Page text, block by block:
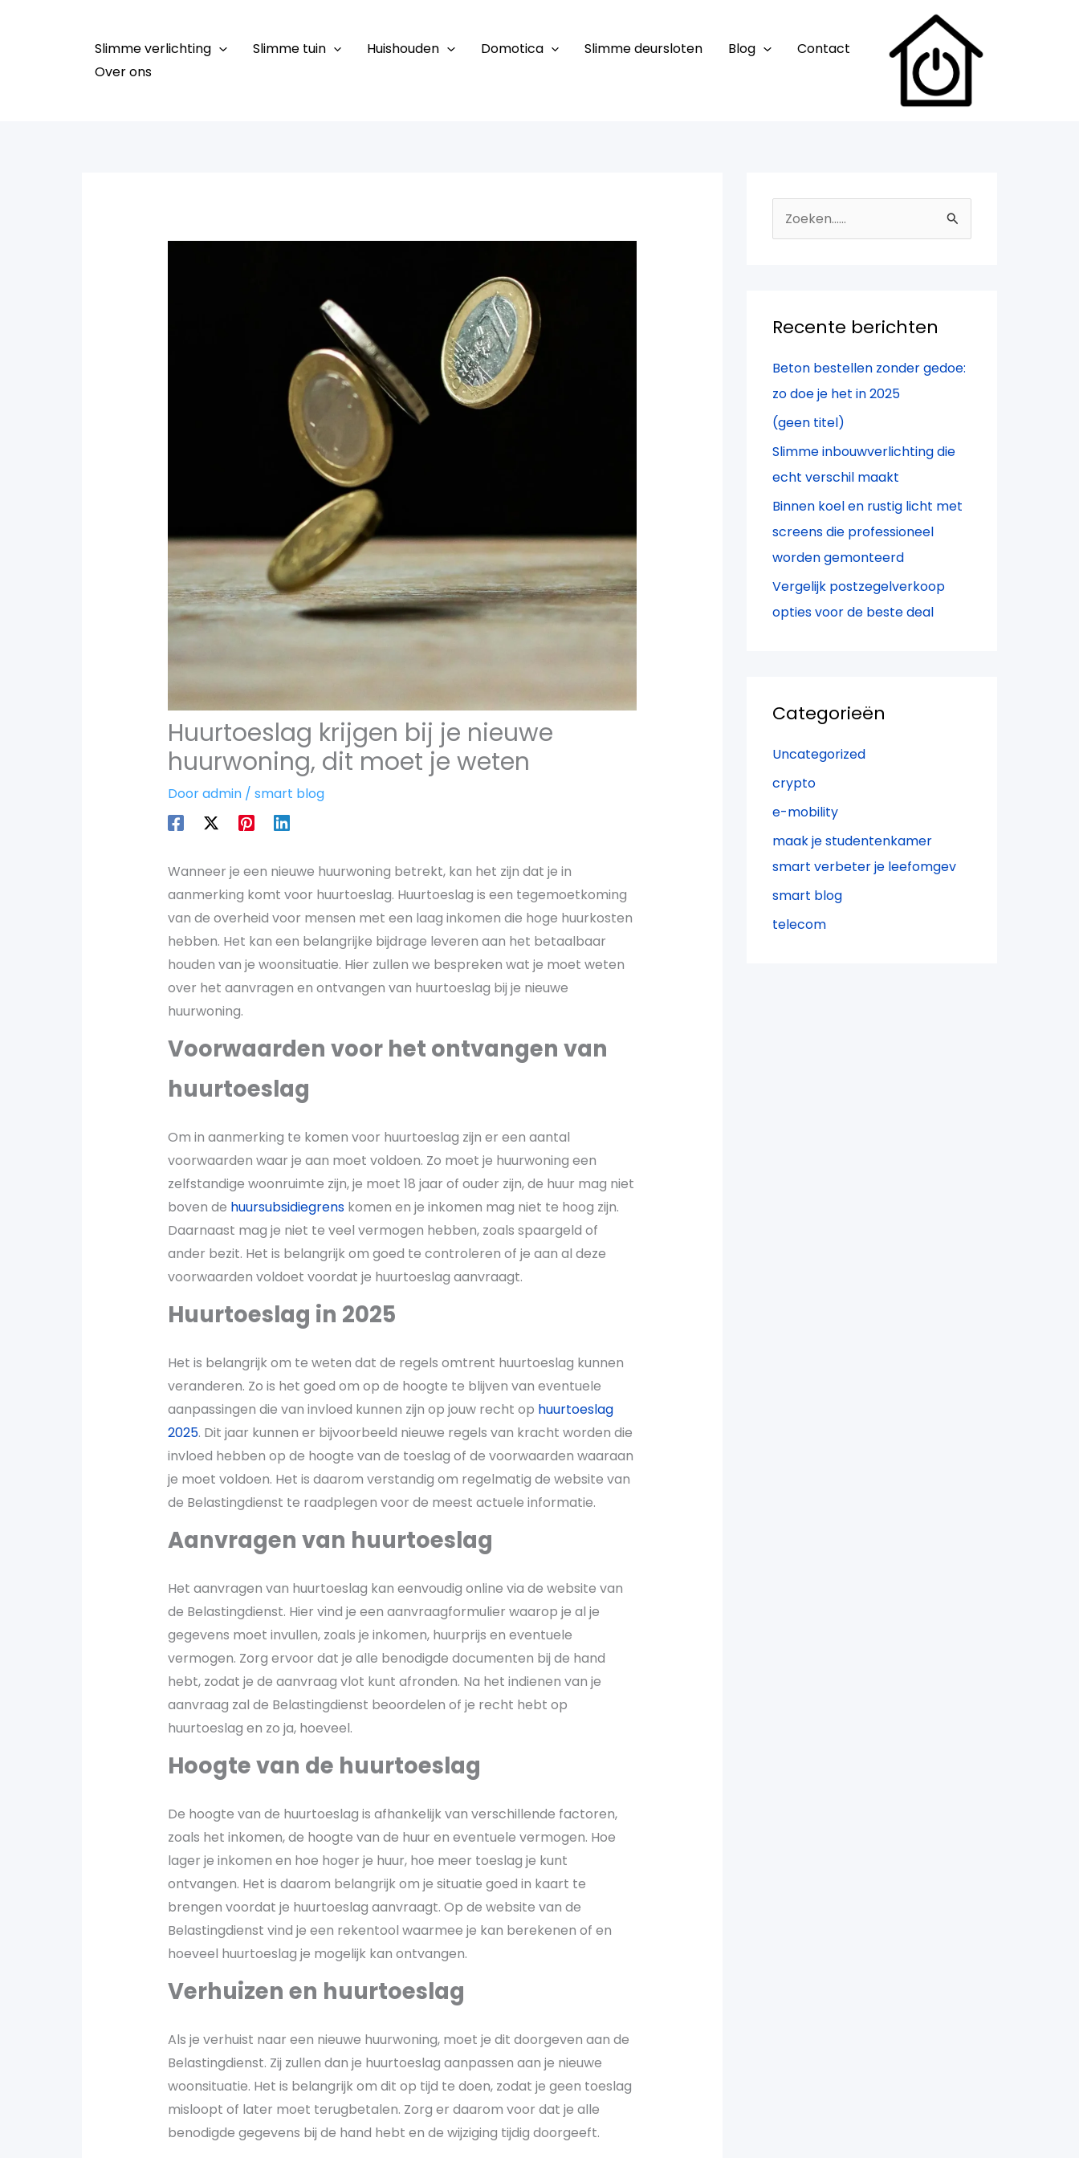
Slimme verlichting Slimme tuin Huishouden Domotica Slimme deursloten Blog
Contact
Over ons
Huurtoeslag krijgen bij je nieuwe
huurwoning, dit moet je weten
Dooradmin / smart blog
Wanneer je een nieuwe huurwoning betrekt, kan het zijn dat je in
aanmerking komt voor huurtoeslag. Huurtoeslag is een tegemoetkoming
van de overheid voor mensen met een laag inkomen die hoge huurkosten
hebben. Het kan een belangrijke bijdrage leveren aan het betaalbaar
houden van je woonsituatie. Hier zullen we bespreken wat je moet weten
over het aanvragen en ontvangen van huurtoeslag bij je nieuwe
huurwoning.
Voorwaarden voor het ontvangen van
huurtoeslag
Om in aanmerking te komen voor huurtoeslag zijn er een aantal
voorwaarden waar je aan moet voldoen. Zo moet je huurwoning een
zelfstandige woonruimte zijn, je moet 18 jaar of ouder zijn, de huur mag niet
boven de huursubsidiegrenskomen en je inkomen mag niet te hoog zijn.
Daarnaast mag je niet te veel vermogen hebben, zoals spaargeld of
ander bezit. Het is belangrijk om goed te controleren of je aan al deze
voorwaarden voldoet voordat je huurtoeslag aanvraagt.
Huurtoeslag in 2025
Het is belangrijk om te weten dat de regels omtrent huurtoeslag kunnen
veranderen. Zo is het goed om op de hoogte te blijven van eventuele
aanpassingen die van invloed kunnen zijn op jouw recht op huurtoeslag
2025. Dit jaar kunnen er bijvoorbeeld nieuwe regels van kracht worden die
invloed hebben op de hoogte van de toeslag of de voorwaarden waaraan
je moet voldoen. Het is daarom verstandig om regelmatig de website van
de Belastingdienst te raadplegen voor de meest actuele informatie.
Aanvragen van huurtoeslag
Het aanvragen van huurtoeslag kan eenvoudig online via de website van
de Belastingdienst. Hier vind je een aanvraagformulier waarop je al je
gegevens moet invullen, zoals je inkomen, huurprijs en eventuele
vermogen. Zorg ervoor dat je alle benodigde documenten bij de hand
hebt, zodat je de aanvraag vlot kunt afronden. Na het indienen van je
aanvraag zal de Belastingdienst beoordelen of je recht hebt op
huurtoeslag en zo ja, hoeveel.
Hoogte van de huurtoeslag
De hoogte van de huurtoeslag is afhankelijk van verschillende factoren,
zoals het inkomen, de hoogte van de huur en eventuele vermogen. Hoe
lager je inkomen en hoe hoger je huur, hoe meer toeslag je kunt
ontvangen. Het is daarom belangrijk om je situatie goed in kaart te
brengen voordat je huurtoeslag aanvraagt. Op de website van de
Belastingdienst vind je een rekentool waarmee je kan berekenen of en
hoeveel huurtoeslag je mogelijk kan ontvangen.
Verhuizen en huurtoeslag
Als je verhuist naar een nieuwe huurwoning, moet je dit doorgeven aan de
Belastingdienst. Zij zullen dan je huurtoeslag aanpassen aan je nieuwe
woonsituatie. Het is belangrijk om dit op tijd te doen, zodat je geen toeslag
misloopt of later moet terugbetalen. Zorg er daarom voor dat je alle
benodigde gegevens bij de hand hebt en de wijziging tijdig doorgeeft.
n
a
r
:
Recente berichten
Beton bestellen zonder gedoe:
zo doe je het in 2025
(geen titel)
Slimme inbouwverlichting die
echt verschil maakt
Binnen koel en rustig licht met
screens die professioneel
worden gemonteerd
Vergelijk postzegelverkoop
opties voor de beste deal
Categorieën
Uncategorized
crypto
e-mobility
maak je studentenkamer
smart verbeter je leefomgev
smart blog
telecom